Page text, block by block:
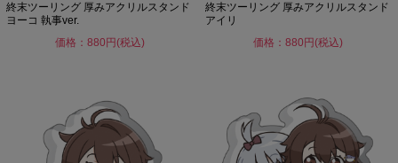
終末ツーリング 厚みアクリルスタンド
ヨーコ 執事ver.
価格：880円(税込)
終末ツーリング 厚みアクリルスタンド
アイリ
価格：880円(税込)